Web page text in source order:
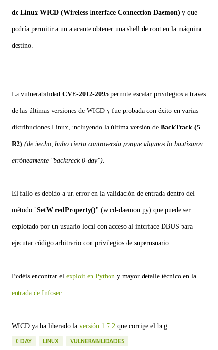
de Linux WICD (Wireless Interface Connection Daemon) y que
podría permitir a un atacante obtener una shell de root en la máquina
destino.
La vulnerabilidad CVE-2012-2095 permite escalar privilegios a través
de las últimas versiones de WICD y fue probada con éxito en varias
distribuciones Linux, incluyendo la última versión de BackTrack (5
R2) (de hecho, hubo cierta controversia porque algunos lo bautizaron
erróneamente "backtrack 0-day").
El fallo es debido a un error en la validación de entrada dentro del
método "SetWiredProperty()" (wicd-daemon.py) que puede ser
explotado por un usuario local con acceso al interface DBUS para
ejecutar código arbitrario con privilegios de superusuario.
Podéis encontrar el exploit en Python y mayor detalle técnico en la
entrada de Infosec.
WICD ya ha liberado la versión 1.7.2 que corrige el bug.
0 DAY LINUX VULNERABILIDADES